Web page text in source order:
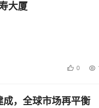
大厦
0
，全球市场再平衡